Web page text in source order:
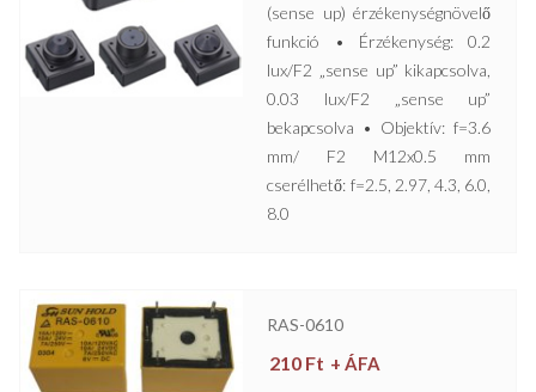
(sense up) érzékenységnövelő
funkció • Érzékenység: 0.2
lux/F2 „sense up” kikapcsolva,
0.03 lux/F2 „sense up”
bekapcsolva • Objektív: f=3.6
mm/ F2 M12x0.5 mm
cserélhető: f=2.5, 2.97, 4.3, 6.0,
8.0
RAS-0610
210 Ft + ÁFA